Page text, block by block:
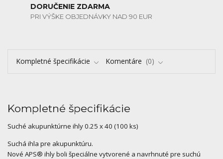
DORUČENIE ZDARMA
PRI VÝŠKE OBJEDNÁVKY NAD 90 EUR
Kompletné špecifikácie Komentáre 0
Kompletné špecifikácie
Suché akupunktúrne ihly 0.25 x 40 (100 ks)
Suchá ihla pre akupunktúru.
Nové APS® ihly boli špeciálne vytvorené a navrhnuté pre suchú